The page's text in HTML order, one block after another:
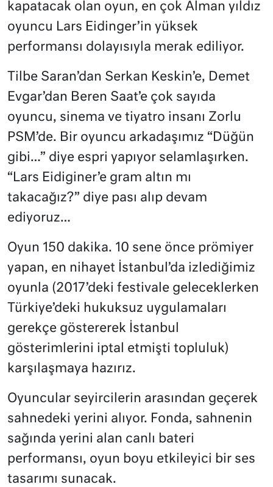
kapatacak olan oyun, en çok Alman yıldız
oyuncu Lars Eidinger’in yüksek
performansı dolayısıyla merak ediliyor.
Tilbe Saran’dan Serkan Keskin’e, Demet
Evgar’dan Beren Saat’e çok sayıda
oyuncu, sinema ve tiyatro insanı Zorlu
PSM’de. Bir oyuncu arkadaşımız “Düğün
gibi…” diye espri yapıyor selamlaşırken.
“Lars Eidiginer’e gram altın mı
takacağız?” diye pası alıp devam
ediyoruz…
Oyun 150 dakika. 10 sene önce prömiyer
yapan, en nihayet İstanbul’da izlediğimiz
oyunla (2017’deki festivale geleceklerken
Türkiye’deki hukuksuz uygulamaları
gerekçe göstererek İstanbul
gösterimlerini iptal etmişti topluluk)
karşılaşmaya hazırız.
Oyuncular seyircilerin arasından geçerek
sahnedeki yerini alıyor. Fonda, sahnenin
sağında yerini alan canlı bateri
performansı, oyun boyu etkileyici bir ses
tasarımı sunacak.